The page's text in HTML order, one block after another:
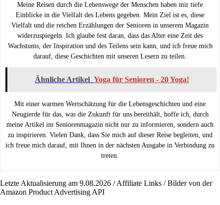
Meine Reisen durch die Lebenswege der Menschen haben mir tiefe
Einblicke in die Vielfalt des Lebens gegeben. Mein Ziel ist es, diese
Vielfalt und die reichen Erzählungen der Senioren in unserem Magazin
widerzuspiegeln. Ich glaube fest daran, dass das Alter eine Zeit des
Wachstums, der Inspiration und des Teilens sein kann, und ich freue mich
darauf, diese Geschichten mit unseren Lesern zu teilen.
Ähnliche Artikel Yoga für Senioren - 20 Yoga!
Mit einer warmen Wertschätzung für die Lebensgeschichten und eine
Neugierde für das, was die Zukunft für uns bereithält, hoffe ich, durch
meine Artikel im Seniorenmagazin nicht nur zu informieren, sondern auch
zu inspirieren. Vielen Dank, dass Sie mich auf dieser Reise begleiten, und
ich freue mich darauf, mit Ihnen in der nächsten Ausgabe in Verbindung zu
treten.
Letzte Aktualisierung am 9.08.2026 / Affiliate Links / Bilder von der
Amazon Product Advertising API